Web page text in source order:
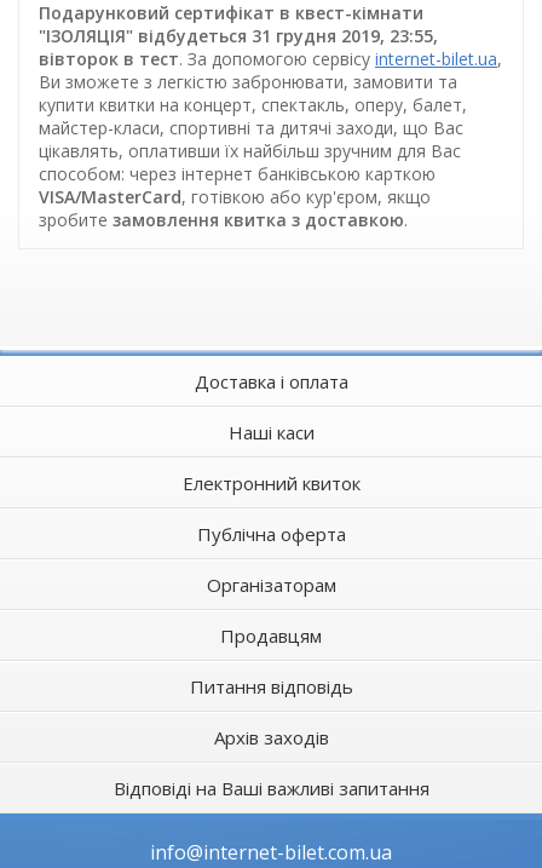
Подарунковий сертифікат в квест-кімнати
"ІЗОЛЯЦІЯ" відбудеться 31 грудня 2019, 23:55,
вівторок в тест. За допомогою сервісу internet-bilet.ua,
Ви зможете з легкістю забронювати, замовити та
купити квитки на концерт, спектакль, оперу, балет,
майстер-класи, спортивні та дитячі заходи, що Вас
цікавлять, оплативши їх найбільш зручним для Вас
способом: через інтернет банківською карткою
VISA/MasterCard, готівкою або кур'єром, якщо
зробите замовлення квитка з доставкою.
Доставка і оплата
Наші каси
Електронний квиток
Публічна оферта
Організаторам
Продавцям
Питання відповідь
Архів заходів
Відповіді на Ваші важливі запитання
info@internet-bilet.com.ua